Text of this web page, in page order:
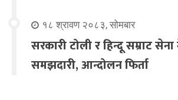
१८ श्रावण २०८३, सोमबार
सरकारी टोली र हिन्दू सम्राट
समझदारी, आन्दोलन फिर्ता